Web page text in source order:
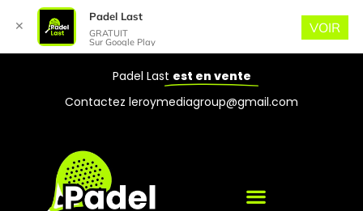
Padel Last est en vente
Contactez leroymediagroup@gmail.com
✕
Padel Last
GRATUIT
Sur Google Play
VOIR